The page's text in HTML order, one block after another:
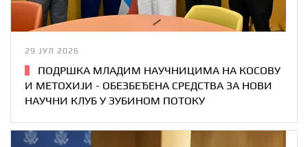
29 ЈУЛ 2026
ПОДРШКА МЛАДИМ НАУЧНИЦИМА НА КОСОВУ
И МЕТОХИЈИ - ОБЕЗБЕЂЕНА СРЕДСТВА ЗА НОВИ
НАУЧНИ КЛУБ У ЗУБИНОМ ПОТОКУ